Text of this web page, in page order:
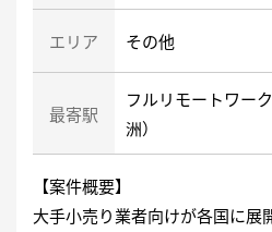
エリア その他
最寄駅
フルリモートワー
洲）
【案件概要】
大手小売り業者向けが各国に展